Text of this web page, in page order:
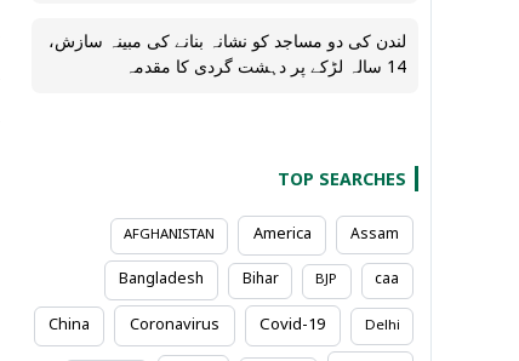
لندن کی دو مساجد کو نشانہ بنانے کی مبینہ سازش،
14 سالہ لڑکے پر دہشت گردی کا مقدمہ
TOP SEARCHES
AFGHANISTAN America Assam
Bangladesh Bihar BJP caa
China Coronavirus Covid-19 Delhi